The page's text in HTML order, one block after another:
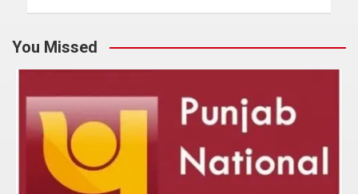
You Missed